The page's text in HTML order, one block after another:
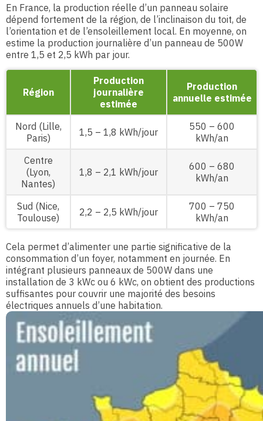
En France, la production réelle d’un panneau solaire
dépend fortement de la région, de l’inclinaison du toit, de
l’orientation et de l’ensoleillement local. En moyenne, on
estime la production journalière d’un panneau de 500W
entre 1,5 et 2,5 kWh par jour.
Région
Production
journalière
estimée
Production
annuelle estimée
Nord (Lille,
Paris)
1,5 – 1,8 kWh/jour
550 – 600
kWh/an
Centre
(Lyon,
Nantes)
1,8 – 2,1 kWh/jour
600 – 680
kWh/an
Sud (Nice,
Toulouse)
2,2 – 2,5 kWh/jour
700 – 750
kWh/an
Cela permet d’alimenter une partie significative de la
consommation d’un foyer, notamment en journée. En
intégrant plusieurs panneaux de 500W dans une
installation de 3 kWc ou 6 kWc, on obtient des productions
suffisantes pour couvrir une majorité des besoins
électriques annuels d’une habitation.